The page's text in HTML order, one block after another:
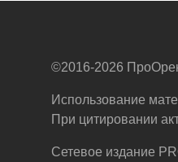
©2016-2026
Использование
При цитировании
Сетевое издание